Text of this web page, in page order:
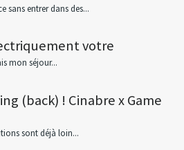
sans entrer dans des...
votre
mon séjour...
(back) ! Cinabre x Game
sont déjà loin...